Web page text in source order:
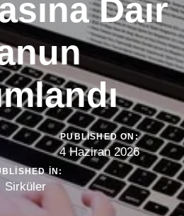
Dair
PUBLISHED ON:
4 Haziran 2026
IN:
Sirküler